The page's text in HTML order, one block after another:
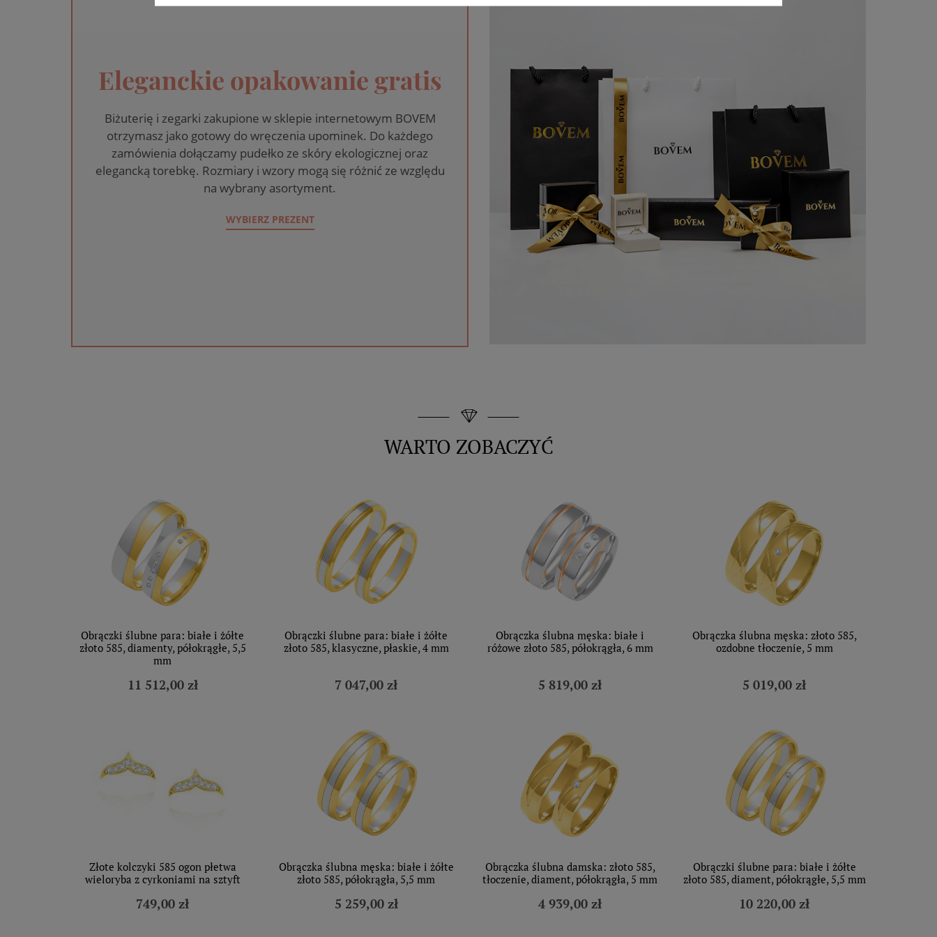
Eleganckie opakowanie gratis
Biżuterię i zegarki zakupione w sklepie internetowym BOVEM
otrzymasz jako gotowy do wręczenia upominek. Do każdego
zamówienia dołączamy pudełko ze skóry ekologicznej oraz
elegancką torebkę. Rozmiary i wzory mogą się różnić ze względu
na wybrany asortyment.
WYBIERZ PREZENT
WARTO ZOBACZYĆ
Obrączki ślubne para: białe i żółte
złoto 585, diamenty, półokrągłe, 5,5
mm
11 512,00 zł
Obrączki ślubne para: białe i żółte
złoto 585, klasyczne, płaskie, 4 mm
7 047,00 zł
Obrączka ślubna męska: białe i
różowe złoto 585, półokrągła, 6 mm
5 819,00 zł
Obrączka ślubna męska: złoto 585,
ozdobne tłoczenie, 5 mm
5 019,00 zł
Złote kolczyki 585 ogon płetwa
wieloryba z cyrkoniami na sztyft
749,00 zł
Obrączka ślubna męska: białe i żółte
złoto 585, półokrągła, 5,5 mm
5 259,00 zł
Obrączka ślubna damska: złoto 585,
tłoczenie, diament, półokrągła, 5 mm
4 939,00 zł
Obrączki ślubne para: białe i żółte
złoto 585, diament, półokrągłe, 5,5 mm
10 220,00 zł